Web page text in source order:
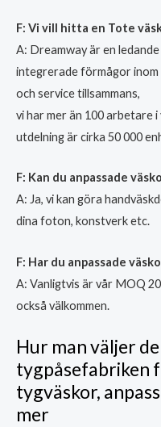
F: Vi vill hitta en Tote
A: Dreamway är en
integrerade förmågor
och service tillsammans,
vi har mer än 100 arbetare
utdelning är cirka 50 000
F: Kan du anpassade
A: Ja, vi kan göra
dina foton, konstverk etc.
F: Har du anpassade
A: Vanligtvis är vår MOQ
också välkommen.
Hur man väljer
tygpåsefabriken
tygväskor,
mer